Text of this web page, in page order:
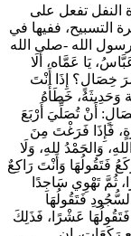
النفل تفعل على
التسبيح، ففيها في
الله -صلى الله
يَا عَمَّاه، أَلَا
خِصَالٍ؟ إِذَا أَنْتَ
وَحَدِيثَهُ، خَطَأَهُ
أَنْ تُصَلِّيَ أَرْبَعَ
فَإِذَا فَرَغْتَ مِنَ
وَالحَمْدُ للهِ، وَلَا
فَتَقُولُهَا وَأَنْتَ رَاكِعٌ
ثُمَّ تَهْوِي سَاجِدًا
فَتَقُولُهَا
عَشْرًا، فَذَلِكَ